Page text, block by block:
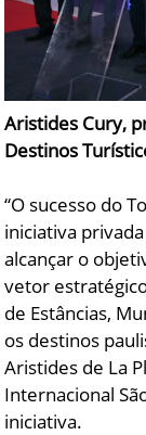
Aristides Cury,
Destinos
“O sucesso do
iniciativa
alcançar o
vetor
de Estâncias,
os destinos
Aristides de La
Internacional
iniciativa.